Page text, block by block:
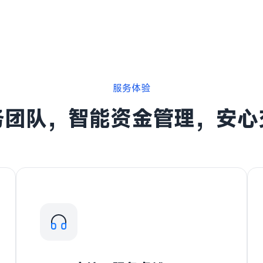
服务体验
队，智能资金管理，安